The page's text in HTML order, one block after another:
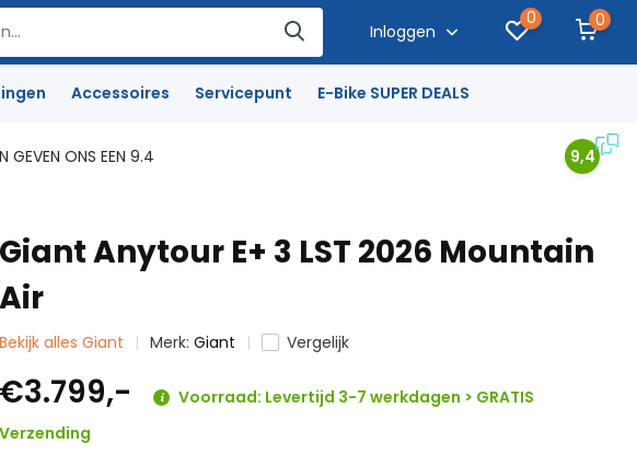
Inloggen
0 0
Accessoires Servicepunt E-Bike SUPER DEALS
GEVEN ONS EEN 9.4 9,4
Giant Anytour E+ 3 LST 2026 Mountain
Air
Bekijk alles Giant Merk:Giant Vergelijk
€3.799,-
Voorraad: Levertijd 3-7 werkdagen > GRATIS
Verzending